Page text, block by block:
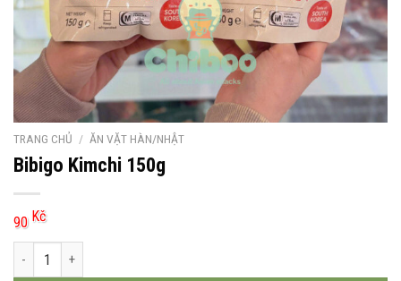
TRANG CHỦ / ĂN VẶT HÀN/NHẬT
Bibigo Kimchi 150g
90 Kč
Bibigo Kimchi 150g số lượng